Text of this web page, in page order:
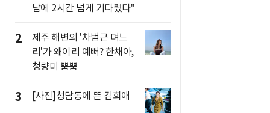
남에 2시간 넘게 기다렸다"
2
제주 해변의 '차범근 며느
리'가 왜이리 예뻐? 한채아,
청량미 뿜뿜
3 [사진]청담동에 뜬 김희애